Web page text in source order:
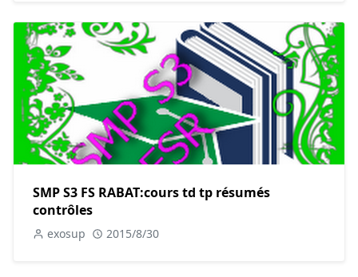
SMP S3 FS RABAT:cours td tp résumés
contrôles
exosup 2015/8/30